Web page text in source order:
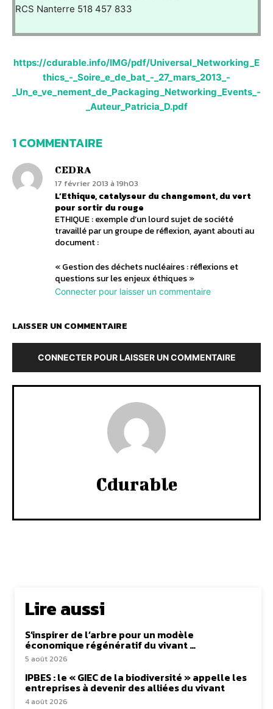
RCS Nanterre 518 457 833
https://cdurable.info/IMG/pdf/Universal_Networking_E
thics_-_Soire_e_de_bat_-_27_mars_2013_-
_Un_e_ve_nement_de_Packaging_Networking_Events_-
_Auteur_Patricia_D.pdf
1 COMMENTAIRE
CEDRA
17 février 2013 à 19h03
L’Ethique, catalyseur du changement, du vert
pour sortir du rouge
ETHIQUE : exemple d’un lourd sujet de société
travaillé par un groupe de réflexion, ayant abouti au
document :
« Gestion des déchets nucléaires : réflexions et
questions sur les enjeux éthiques »
Connecter pour laisser un commentaire
LAISSER UN COMMENTAIRE
CONNECTER POUR LAISSER UN COMMENTAIRE
Cdurable
Lire aussi
S’inspirer de l’arbre pour un modèle
économique régénératif du vivant …
5 août 2026
IPBES : le « GIEC de la biodiversité » appelle les
entreprises à devenir des alliées du vivant
4 août 2026